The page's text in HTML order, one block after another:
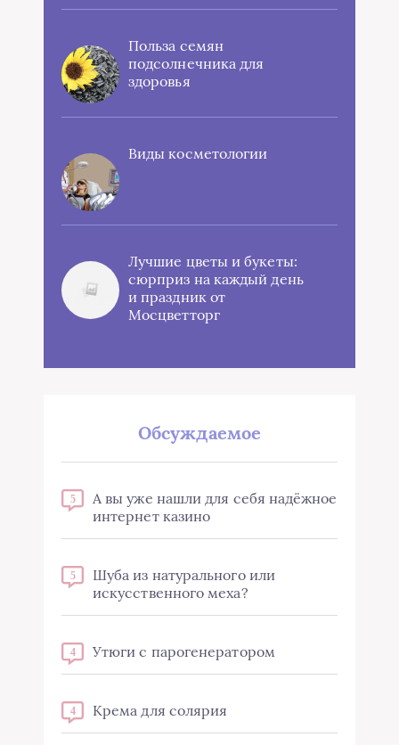
Польза семян
подсолнечника для
здоровья
Виды косметологии
Лучшие цветы и букеты:
сюрприз на каждый день
и праздник от
Мосцветторг
Обсуждаемое
5
А вы уже нашли для себя надёжное
интернет казино
5
Шуба из натурального или
искусственного меха?
4 Утюги с парогенератором
4 Крема для солярия